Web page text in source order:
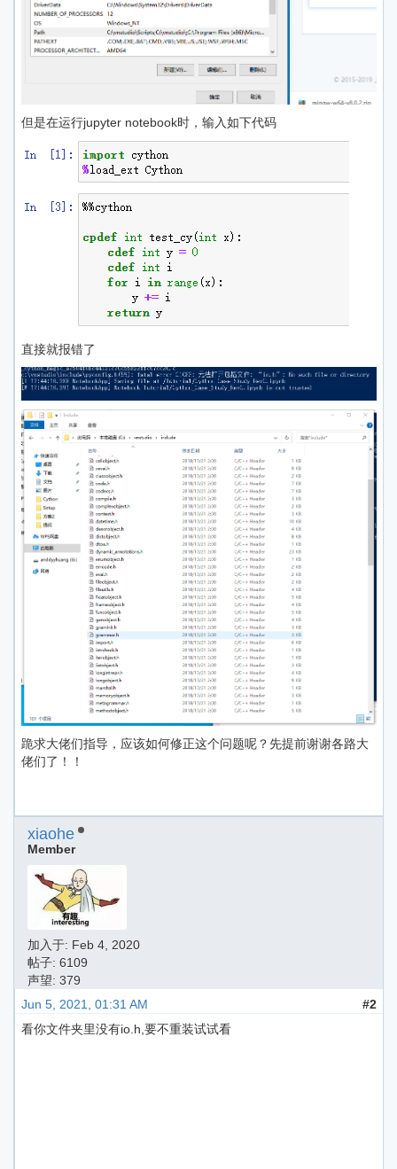
但是在运行jupyter notebook时，输入如下代码
直接就报错了
跪求大佬们指导，应该如何修正这个问题呢？先提前谢谢各路大
佬们了！！
xiaohe
Member
加入于: Feb 4, 2020
帖子: 6109
声望: 379
Jun 5, 2021, 01:31 AM
#2
看你文件夹里没有io.h,要不重装试试看